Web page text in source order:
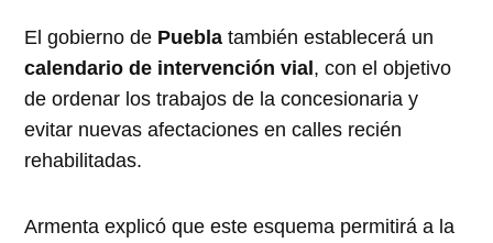
El gobierno de Puebla también establecerá un
calendario de intervención vial, con el objetivo
de ordenar los trabajos de la concesionaria y
evitar nuevas afectaciones en calles recién
rehabilitadas.
Armenta explicó que este esquema permitirá a la